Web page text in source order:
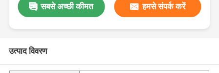
सबसे अच्छी कीमत हमसे संपर्क करें
उत्पाद विवरण